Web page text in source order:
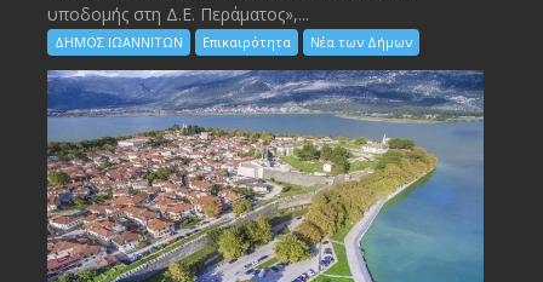
υποδομής στη Δ.Ε. Περάματος»,...
ΔΗΜΟΣ ΙΩΑΝΝΙΤΩΝ Επικαιρότητα Νέα των Δήμων